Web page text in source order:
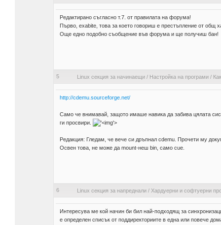
Редактирано съгласно т.7. от правилата на форума!
Първо, exabite, това за което говориш е престъпление от общ
Още едно подобно съобщение във форума и ще получиш бан!
5 Linux секция за начинаещи/ Настройка на програми/
http://cdemu.sourceforge.net/
Само че внимавай, защото имаше навика да забива цялата
ги просвири.
'>
Редакция: Гледам, че вече си дръпнал cdemu. Прочети му
Освен това, не може да mount-неш bin, само cue.
6 Linux секция за напреднали/ Хардуерни и софтуерни
Интересува ме кой начин би бил най-подходящ за
е определен списък от поддиректориите в една или повече